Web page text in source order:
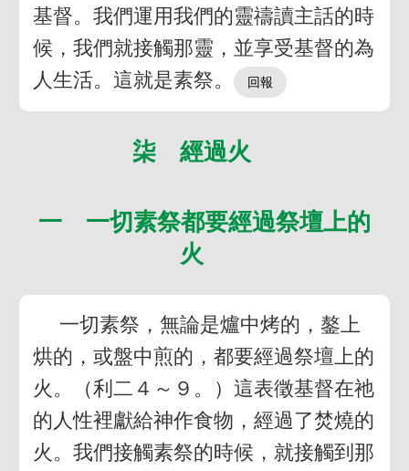
基督。我們運用我們的靈禱讀主話的時
候，我們就接觸那靈，並享受基督的為
人生活。這就是素祭。
柒 經過火
一 一切素祭都要經過祭壇上的
火
一切素祭，無論是爐中烤的，鏊上
烘的，或盤中煎的，都要經過祭壇上的
火。（利二４～９。）這表徵基督在祂
的人性裡獻給神作食物，經過了焚燒的
火。我們接觸素祭的時候，就接觸到那